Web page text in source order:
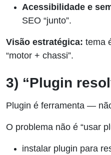
Acessibilidade e
SEO “junto”.
Visão estratégica: tema
“motor + chassi”.
3) “Plugin
Plugin é ferramenta —
O problema não é “usar
instalar plugin para